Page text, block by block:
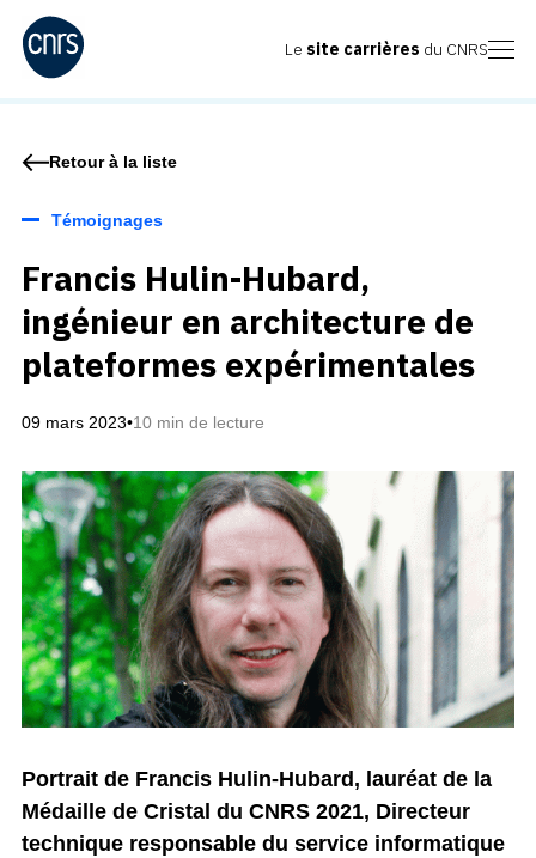
Le site carrières du CNRS
Retour à la liste
Témoignages
Francis Hulin-Hubard,
ingénieur en architecture de
plateformes expérimentales
09 mars 2023•10 min de lecture
Portrait de Francis Hulin-Hubard , lauréat de la
Médaille de Cristal du CNRS 2021, Directeur
technique responsable du service informatique